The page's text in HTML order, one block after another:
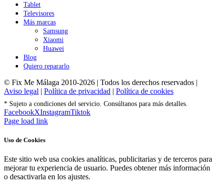
Tablet
Televisores
Más marcas
Samsung
Xiaomi
Huawei
Blog
Quiero repararlo
© Fix Me Málaga 2010-2026 | Todos los derechos reservados |
Aviso legal | Política de privacidad | Política de cookies
* Sujeto a condiciones del servicio. Consúltanos para más detalles.
FacebookXInstagramTiktok
Page load link
Uso de Cookies
Este sitio web usa cookies analíticas, publicitarias y de terceros para
mejorar tu experiencia de usuario. Puedes obtener más información
o desactivarla en los ajustes.